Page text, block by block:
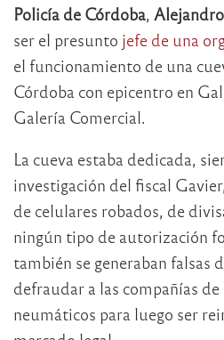
Policía de Córdoba,
ser el presunto jefe de una
el funcionamiento de una
Córdoba con epicentro en
Galería Comercial.
La cueva estaba dedicada,
investigación del fiscal
de celulares robados, de
ningún tipo de autorización
también se generaban falsas
defraudar a las compañías
neumáticos para luego ser